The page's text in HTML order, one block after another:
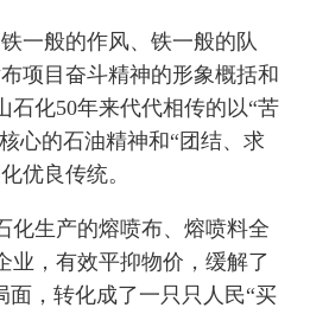
一般的作风、铁一般的队
项目奋斗精神的形象概括和
石化50年来代代相传的以“苦
心的石油精神和“团结、求
优良传统。
化生产的熔喷布、熔喷料全
业，有效平抑物价，缓解了
面，转化成了一只只人民“买